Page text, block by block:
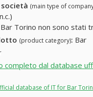
(main type of
Torino non sono stati
(product category): Bar
completo dal database
database of IT for Bar